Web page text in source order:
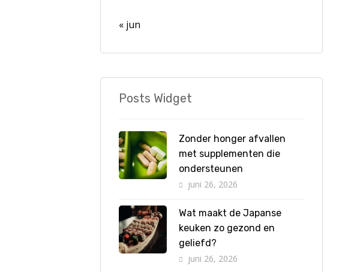
« jun
Posts Widget
Zonder honger afvallen
met supplementen die
ondersteunen
juni 26, 2026
Wat maakt de Japanse
keuken zo gezond en
geliefd?
juni 26, 2026